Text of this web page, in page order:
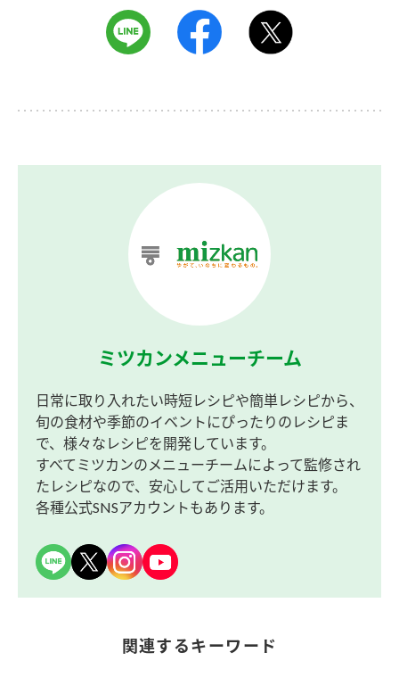
ミツカンメニューチーム
日常に取り入れたい時短レシピや簡単レシピから、
旬の食材や季節のイベントにぴったりのレシピま
で、様々なレシピを開発しています。
すべてミツカンのメニューチームによって監修され
たレシピなので、安心してご活用いただけます。
各種公式SNSアカウントもあります。
関連するキーワード